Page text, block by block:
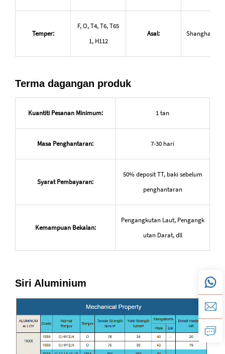
Temper:
F, O, T4, T6, T65
1, H112
Asal: Shanghai,
Terma dagangan produk
Kuantiti Pesanan Minimum: 1 tan
Masa Penghantaran: 7-30 hari
Syarat Pembayaran:
50% deposit TT, baki sebelum
penghantaran
Kemampuan Bekalan:
Pengangkutan Laut, Pengangk
utan Darat, dll
Siri Aluminium